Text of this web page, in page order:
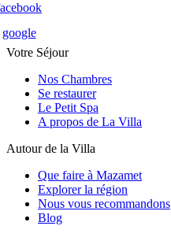
google
Votre Séjour
Nos Chambres
Se restaurer
Le Petit Spa
A propos de La Villa
Autour de la Villa
Que faire à Mazamet
Explorer la région
Nous vous recommandons
Blog